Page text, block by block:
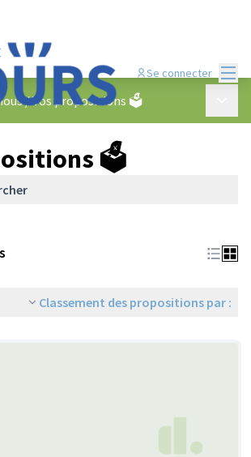
Se connecter
/Vos propositions 🗳️
🗳️
Classement des propositions par :